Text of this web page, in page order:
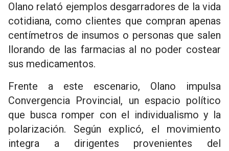
Olano relató ejemplos desgarradores de la vida
cotidiana, como clientes que compran apenas
centímetros de insumos o personas que salen
llorando de las farmacias al no poder costear
sus medicamentos.
Frente a este escenario, Olano impulsa
Convergencia Provincial, un espacio político
que busca romper con el individualismo y la
polarización. Según explicó, el movimiento
integra a dirigentes provenientes del